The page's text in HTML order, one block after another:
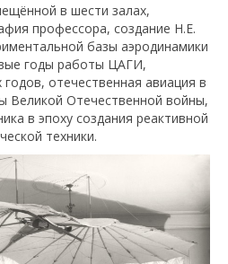
в шести залах,
профессора, создание Н.Е.
базы аэродинамики
годы работы ЦАГИ,
отечественная авиация в
Великой Отечественной войны,
в эпоху создания реактивной
техники.